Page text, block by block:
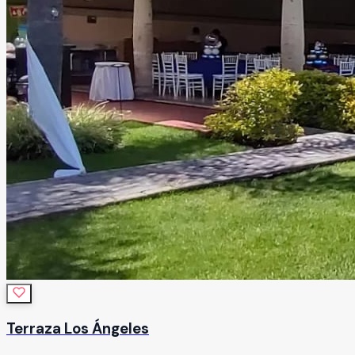
Terraza Los Ángeles